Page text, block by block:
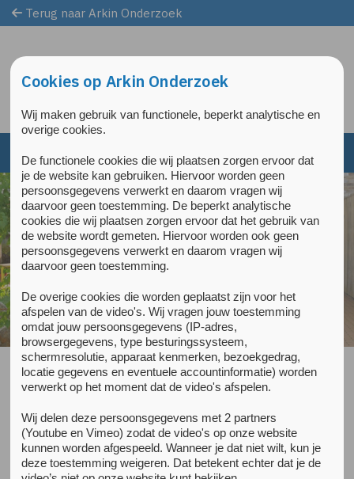
Terug naar Arkin Onderzoek
Terug naar het kenniscentrum
Psychische gezondheid en
middelengebruik onder
Cookies op Arkin Onderzoek
Wij maken gebruik van functionele, beperkt analytische en
overige cookies.
De functionele cookies die wij plaatsen zorgen ervoor dat
je de website kan gebruiken. Hiervoor worden geen
persoonsgegevens verwerkt en daarom vragen wij
daarvoor geen toestemming. De beperkt analytische
cookies die wij plaatsen zorgen ervoor dat het gebruik van
de website wordt gemeten. Hiervoor worden ook geen
persoonsgegevens verwerkt en daarom vragen wij
daarvoor geen toestemming.
De overige cookies die worden geplaatst zijn voor het
afspelen van de video's. Wij vragen jouw toestemming
omdat jouw persoonsgegevens (IP-adres,
browsergegevens, type besturingssysteem,
schermresolutie, apparaat kenmerken, bezoekgedrag,
locatie gegevens en eventuele accountinformatie) worden
verwerkt op het moment dat de video's afspelen.
Wij delen deze persoonsgegevens met 2 partners
(Youtube en Vimeo) zodat de video's op onze website
kunnen worden afgespeeld. Wanneer je dat niet wilt, kun je
deze toestemming weigeren. Dat betekent echter dat je de